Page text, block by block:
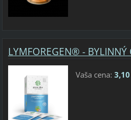
LYMFOREGEN® - BYLINNÝ
Vaša cena: